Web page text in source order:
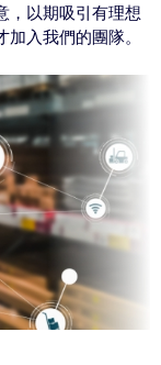
，以期吸引有理想
入我們的團隊。